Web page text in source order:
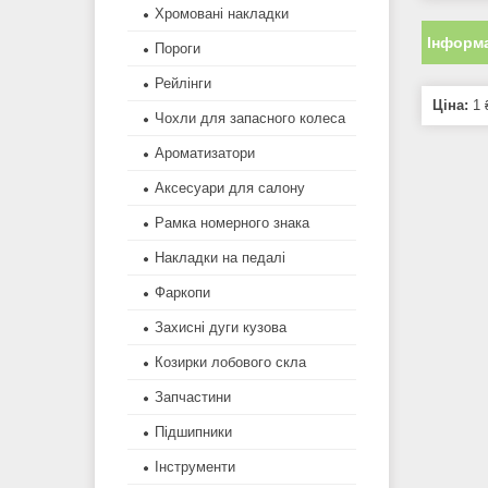
Ціна: 1
Хромовані накладки
Пороги
Рейлінги
Чохли для запасного колеса
Ароматизатори
Аксесуари для салону
Рамка номерного знака
Накладки на педалі
Фаркопи
Захисні дуги кузова
Козирки лобового скла
Запчастини
Підшипники
Інструменти